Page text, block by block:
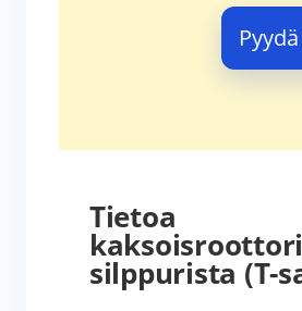
Tietoa
silppurista (T-